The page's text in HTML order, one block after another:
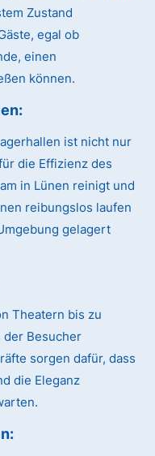
Zustand
egal ob
einen
können.
ist nicht nur
die Effizienz des
in Lünen reinigt und
reibungslos laufen
gelagert
Theatern bis zu
der Besucher
sorgen dafür, dass
die Eleganz